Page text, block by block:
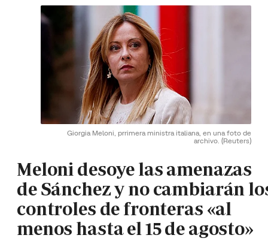
Giorgia Meloni, prrimera ministra italiana, en una foto de
archivo. (Reuters)
Meloni desoye las amenazas
de Sánchez y no cambiarán
controles de fronteras «al
menos hasta el 15 de agosto»